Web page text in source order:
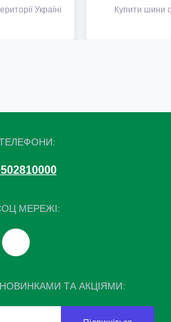
Україні Купити шини
МЕРЕЖІ:
ТА АКЦІЯМИ: